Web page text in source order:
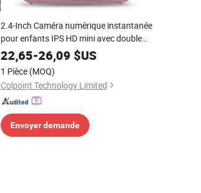
2.4-Inch Caméra numérique instantanée
pour enfants IPS HD mini avec double
objectif avant arrière 48MP
22,65-26,09 $US
1 Pièce (MOQ)
Colpoint Technology Limited
Envoyer demande